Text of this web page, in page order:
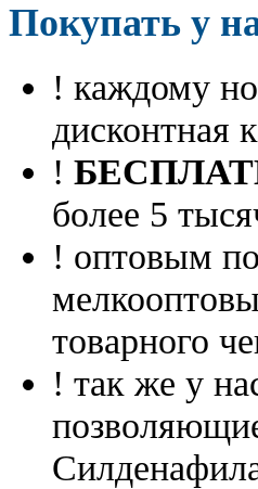
Покупать у
! каждому
дисконтная
!
более 5
! оптовым
товарного
! так же у